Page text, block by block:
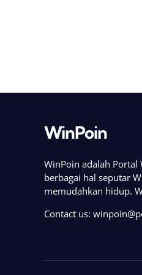
WinPoin
WinPoin adalah
berbagai hal seputar
memudahkan hidup.
Contact us: